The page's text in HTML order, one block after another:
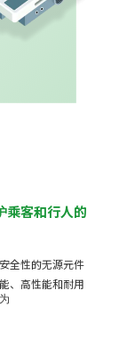
乘客和行人的
全性的无源元件
、高性能和耐用